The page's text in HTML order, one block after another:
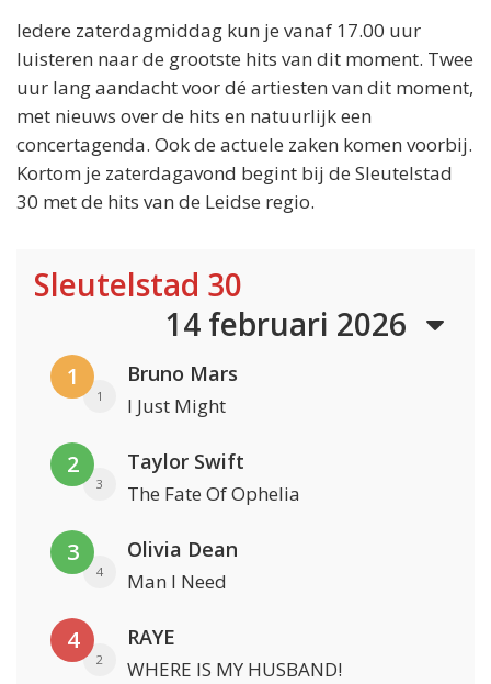
Iedere zaterdagmiddag kun je vanaf 17.00 uur
luisteren naar de grootste hits van dit moment. Twee
uur lang aandacht voor dé artiesten van dit moment,
met nieuws over de hits en natuurlijk een
concertagenda. Ook de actuele zaken komen voorbij.
Kortom je zaterdagavond begint bij de Sleutelstad
30 met de hits van de Leidse regio.
Sleutelstad 30
14 februari 2026
1
1
Bruno Mars
I Just Might
2
3
Taylor Swift
The Fate Of Ophelia
3
4
Olivia Dean
Man I Need
4
2
RAYE
WHERE IS MY HUSBAND!